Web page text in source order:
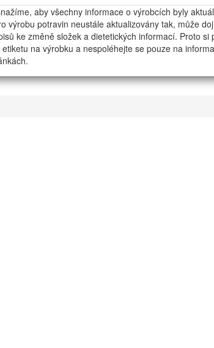
aby všechny informace o výrobcích byly
výrobu potravin neustále aktualizovány tak, může
ke změně složek a dietetických informací. Proto si
na výrobku a nespoléhejte se pouze na